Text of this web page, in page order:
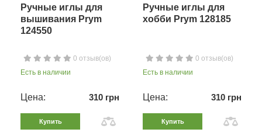
Ручные иглы для
вышивания Prym
124550
0 отзыв(ов)
Есть в наличии
Цена: 310 грн
Купить
Ручные иглы для
хобби Prym 128185
0 отзыв(ов)
Есть в наличии
Цена: 310 грн
Купить